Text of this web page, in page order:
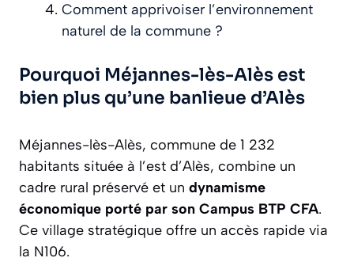
Comment apprivoiser l’environnement
naturel de la commune ?
Pourquoi Méjannes-lès-Alès est
bien plus qu’une banlieue d’Alès
Méjannes-lès-Alès, commune de 1 232
habitants située à l’est d’Alès, combine un
cadre rural préservé et un dynamisme
économique porté par son Campus BTP CFA.
Ce village stratégique offre un accès rapide via
la N106.